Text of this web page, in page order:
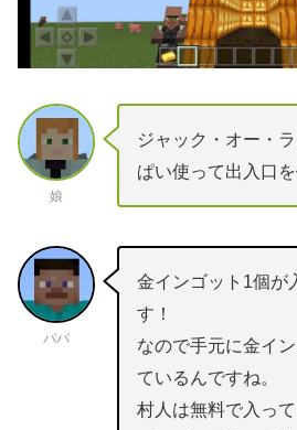
娘
ジャック・オー・
ぱい使って出入口を
パパ
金インゴット1個が
す！
なので手元に金イ
ているんですね。
村人は無料で入っ